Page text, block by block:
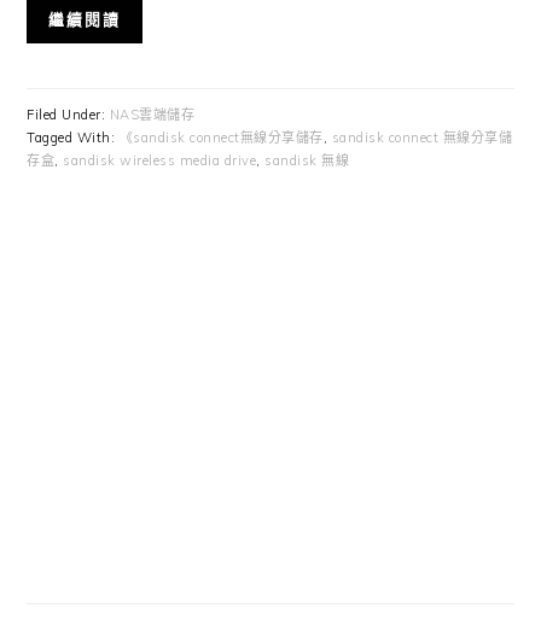
繼續閱讀
Filed Under: NAS雲端儲存
Tagged With:
《sandisk connect無線分享儲存, sandisk connect 無線分享儲
存盒, sandisk wireless media drive, sandisk 無線